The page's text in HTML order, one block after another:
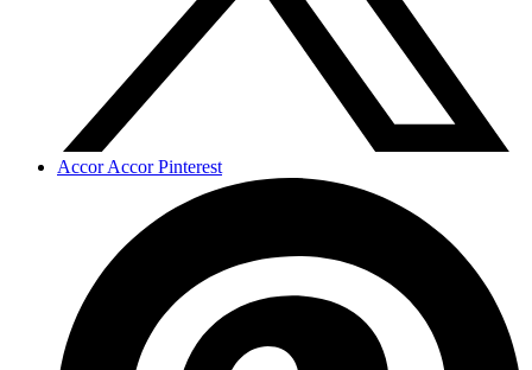
Accor Accor Pinterest